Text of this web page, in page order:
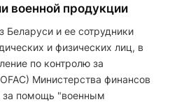
военной продукции
Беларуси и ее сотрудники
и физических лиц, в
по контролю за
Министерства финансов
помощь "военным